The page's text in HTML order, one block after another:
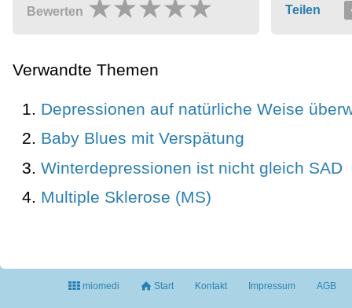
Bewerten Teilen
Verwandte Themen
Depressionen auf natürliche Weise
Baby Blues mit Verspätung
Winterdepressionen ist nicht gleich SAD
Multiple Sklerose (MS)
miomedi Start Kontakt Impressum AGB